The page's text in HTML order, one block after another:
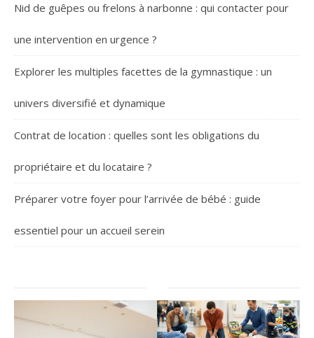
Nid de guêpes ou frelons à narbonne : qui contacter pour
une intervention en urgence ?
Explorer les multiples facettes de la gymnastique : un
univers diversifié et dynamique
Contrat de location : quelles sont les obligations du
propriétaire et du locataire ?
Préparer votre foyer pour l’arrivée de bébé : guide
essentiel pour un accueil serein